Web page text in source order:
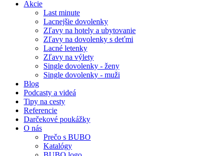
Akcie
Last minute
Lacnejšie dovolenky
Zľavy na hotely a ubytovanie
Zľavy na dovolenky s deťmi
Lacné letenky
Zľavy na výlety
Single dovolenky - ženy
Single dovolenky - muži
Blog
Podcasty a videá
Tipy na cesty
Referencie
Darčekové poukážky
O nás
Prečo s BUBO
Katalógy